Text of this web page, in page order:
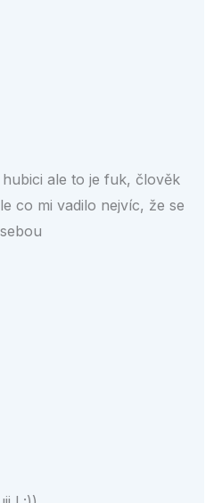
ale to je fuk, člověk
co mi vadilo nejvíc, že se